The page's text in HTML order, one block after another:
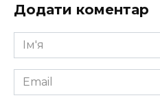
Додати коментар
Ім'я
*
Email
*